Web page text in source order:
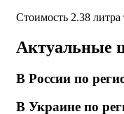
Стоимость 2.38 литра
Актуальные
В России по
В Украине по